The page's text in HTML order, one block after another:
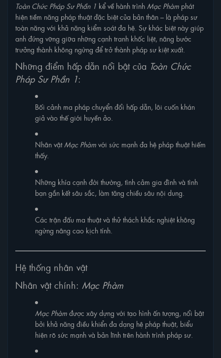
Toàn Chức Pháp Sư Phần 1 kể về hành trìnhMạc Phàm phát
hiện tiềm năng pháp thuật đặc biệt của bản thân – là pháp sư
toàn năng với khả năng kiểm soát đa hệ. Sự khác biệt này giúp
anh đứng vững giữa những cạnh tranh khốc liệt, nâng bước
trưởng thành không ngừng để trở thành pháp sư kiệt xuất.
Những điểm hấp dẫn nổi bật của Toàn Chức
Pháp Sư Phần 1:
Bối cảnh ma pháp chuyển đổi hấp dẫn, lôi cuốn khán
giả vào thế giới huyền ảo.
Nhân vậtMạc Phàmvới sức mạnh đa hệ pháp thuật hiếm
thấy.
Những khía cạnh đời thường, tình cảm gia đình và tình
bạn gắn kết sâu sắc, làm tăng chiều sâu nội dung.
Các trận đấu ma thuật và thử thách khắc nghiệt không
ngừng nâng cao kịch tính.
Hệ thống nhân vật
Nhân vật chính: Mạc Phàm
Mạc Phàmđược xây dựng với tạo hình ấn tượng, nổi bật
bởi khả năng điều khiển đa dạng hệ pháp thuật, biểu
hiện rõ sức mạnh và bản lĩnh trên hành trình pháp sư.